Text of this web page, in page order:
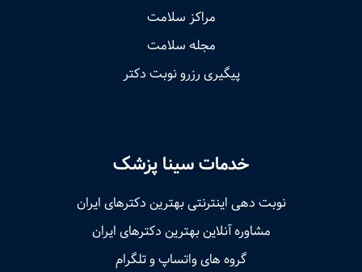
مراکز سلامت
مجله سلامت
پیگیری رزرو نوبت دکتر
خدمات سینا پزشک
نوبت‌ دهی اینترنتی بهترین دکترهای ایران
مشاوره آنلاین بهترین دکترهای ایران
گروه های واتساپ و تلگرام